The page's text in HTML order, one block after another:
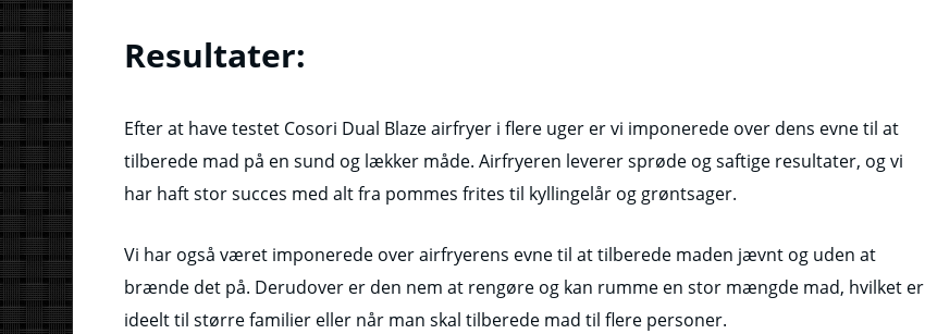
Resultater:
Efter at have testet Cosori Dual Blaze airfryer i flere uger er vi imponerede over dens evne til at
tilberede mad på en sund og lækker måde. Airfryeren leverer sprøde og saftige resultater, og vi
har haft stor succes med alt fra pommes frites til kyllingelår og grøntsager.
Vi har også været imponerede over airfryerens evne til at tilberede maden jævnt og uden at
brænde det på. Derudover er den nem at rengøre og kan rumme en stor mængde mad, hvilket er
ideelt til større familier eller når man skal tilberede mad til flere personer.